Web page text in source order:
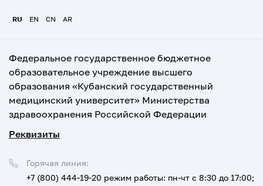
RU EN CN AR
Федеральное государственное бюджетное
образовательное учреждение высшего
образования «Кубанский государственный
медицинский университет» Министерства
здравоохранения Российской Федерации
Реквизиты
Горячая линия:
+7 (800) 444-19-20 режим работы: пн-чт с 8:30 до 17:00;